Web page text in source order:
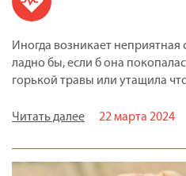
Иногда возникает неприятная
ладно бы, если б она
горькой травы или утащила
Читать далее 22 марта 2024